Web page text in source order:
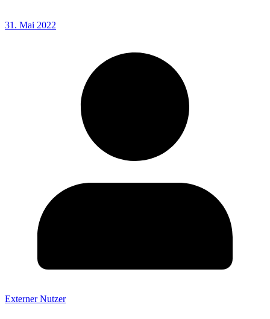
31. Mai 2022
Externer Nutzer